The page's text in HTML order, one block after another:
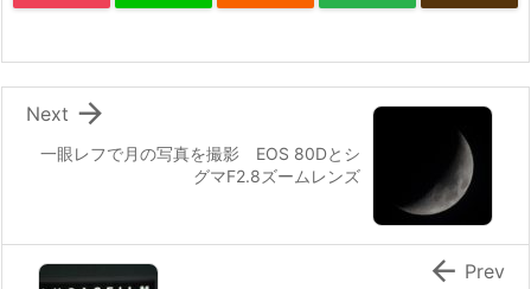
一眼レフで月の写真を撮影 EOS 80Dとシ
グマF2.8ズームレンズ

Next
 Prev